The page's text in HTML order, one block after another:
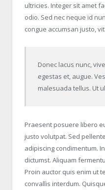
ultricies. Integer sit amet
odio. Sed nec neque id
congue accumsan justo,
Donec lacus nunc,
egestas et, augue.
malesuada tellus. Ut
Praesent posuere libero
justo volutpat. Sed
adipiscing condimentum.
dictumst. Aliquam
Proin auctor quis enim ut
convallis interdum.